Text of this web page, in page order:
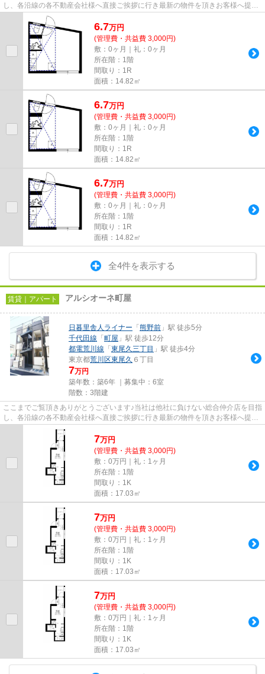
し、各沿線の各不動産会社様へ直接ご挨拶に行き最新の物件を頂きお客様へ提供
しております！最新の情報は...
6.7万円
(管理費・共益費 3,000円)
敷：0ヶ月｜礼：0ヶ月
所在階：1階
間取り：1R
面積：14.82㎡
6.7万円
(管理費・共益費 3,000円)
敷：0ヶ月｜礼：0ヶ月
所在階：1階
間取り：1R
面積：14.82㎡
6.7万円
(管理費・共益費 3,000円)
敷：0ヶ月｜礼：0ヶ月
所在階：1階
間取り：1R
面積：14.82㎡
全4件を表示する
賃貸｜アパート アルシオーネ町屋
日暮里舎人ライナー 「 熊野前 」駅 徒歩5分
千代田線 「 町屋 」駅 徒歩12分
都電荒川線 「 東尾久三丁目 」駅 徒歩4分
東京都荒川区東尾久 ６丁目
7万円
築年数：築6年 ｜募集中： 6室
階数：3階建
ここまでご覧頂きありがとうございます♪当社は他社に負けない総合仲介店を目指
し、各沿線の各不動産会社様へ直接ご挨拶に行き最新の物件を頂きお客様へ提供
しております！最新の情報は...
7万円
(管理費・共益費 3,000円)
敷：0万円｜礼：1ヶ月
所在階：1階
間取り：1K
面積：17.03㎡
7万円
(管理費・共益費 3,000円)
敷：0万円｜礼：1ヶ月
所在階：1階
間取り：1K
面積：17.03㎡
7万円
(管理費・共益費 3,000円)
敷：0万円｜礼：1ヶ月
所在階：1階
間取り：1K
面積：17.03㎡